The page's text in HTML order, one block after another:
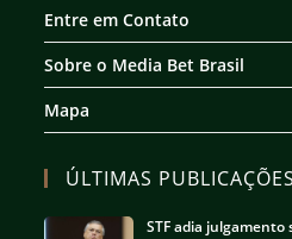
Entre em Contato
Sobre o Media Bet Brasil
Mapa
ÚLTIMAS PUBLICAÇÕES
STF adia julgamento